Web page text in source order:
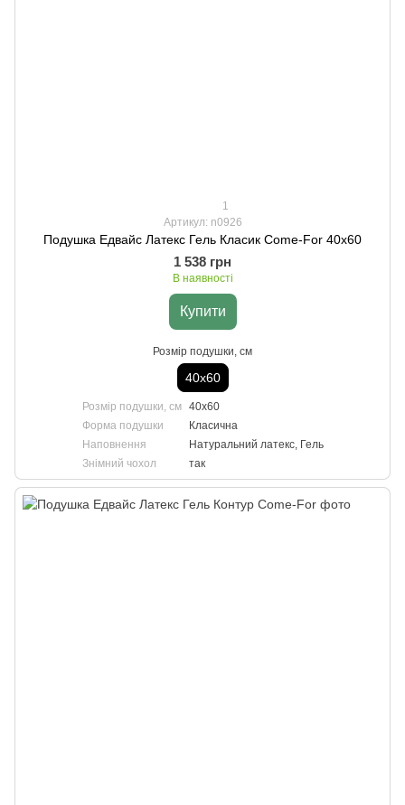
1
Артикул: n0926
Подушка Едвайс Латекс Гель Класик Come-For 40х60
1 538 грн
В наявності
Купити
Розмір подушки, см
40х60
Розмір подушки, см
40х60
Форма подушки
Класична
Наповнення
Натуральний латекс, Гель
Знімний чохол
так